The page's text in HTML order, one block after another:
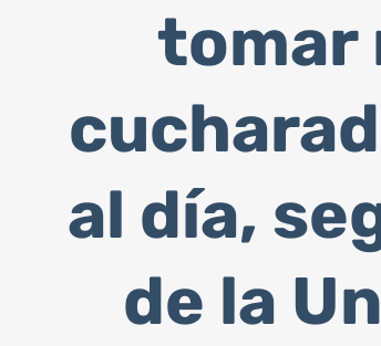
tomar
al día,
de la